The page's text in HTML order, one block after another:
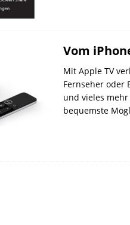
Vom
Mit Apple TV
Fernseher oder
und vieles
bequemste